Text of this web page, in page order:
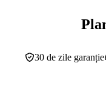
30 de zile garanție